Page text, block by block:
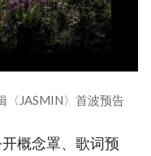
〈JASMIN〉首波预告
概念罩、歌词预